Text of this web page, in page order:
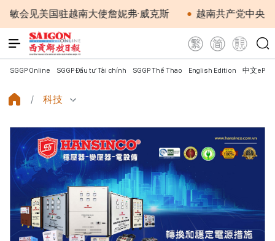
美国驻越南大使詹妮弗·威克斯 越南共产党中央总书记
SGGP Online SGGP Đầu tư Tài chính SGGP Thể Thao English Edition 中文
科技